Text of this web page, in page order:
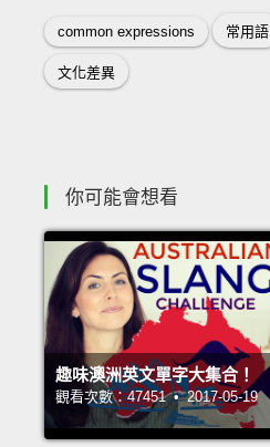
common expressions 常用語
文化差異
你可能會想看
趣味澳洲英文單字大集合！
觀看次數：47451 • 2017-05-19